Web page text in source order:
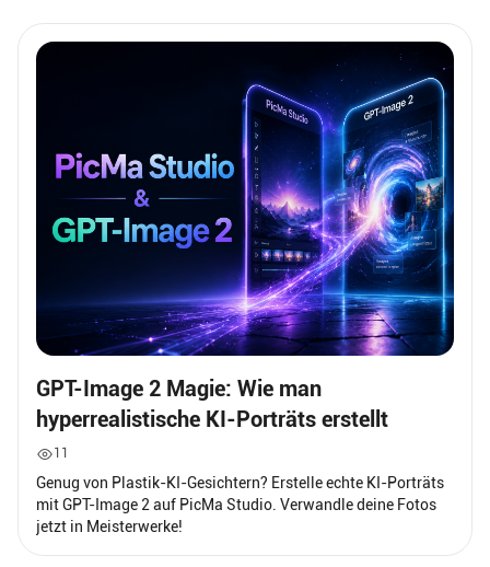
GPT-Image 2 Magie: Wie man
hyperrealistische KI-Porträts erstellt
11
Genug von Plastik-KI-Gesichtern? Erstelle echte KI-Porträts
mit GPT-Image 2 auf PicMa Studio. Verwandle deine Fotos
jetzt in Meisterwerke!